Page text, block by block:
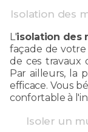
Isolation des
L'isolation des
façade de
de ces travaux
Par ailleurs, la
efficace. Vous
confortable à
Isoler un